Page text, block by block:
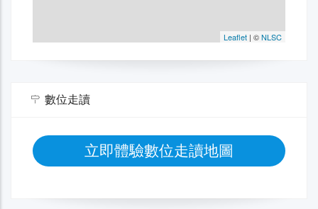
數位走讀
立即體驗數位走讀地圖